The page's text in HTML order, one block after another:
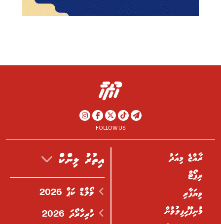
FOLLOW US
ރާއްޖެ މިއަދު
ރިޕޯޓް
ވިޔަފާރި
މުނިފޫހިފިލުވުން
އިތުރު ލިންކް
ވޯލްޑް ކަޕް 2026
ހުރިހާރޯދަ 2026